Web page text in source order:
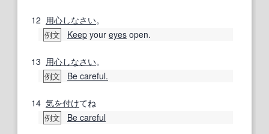
12 用心しなさい。
例文 Keep your eyes open.
13 用心しなさい。
例文 Be careful.
14 気を付けてね
例文 Be careful